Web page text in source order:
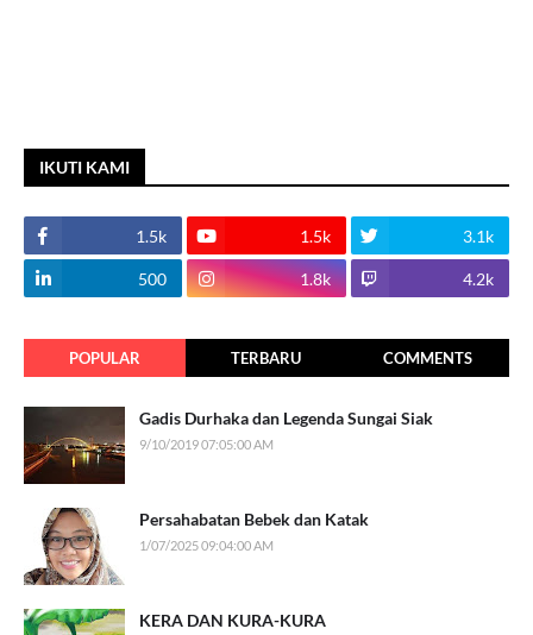
IKUTI KAMI
1.5k 1.5k 3.1k
500 1.8k 4.2k
POPULAR TERBARU COMMENTS
Gadis Durhaka dan Legenda Sungai Siak
9/10/2019 07:05:00 AM
Persahabatan Bebek dan Katak
1/07/2025 09:04:00 AM
KERA DAN KURA-KURA